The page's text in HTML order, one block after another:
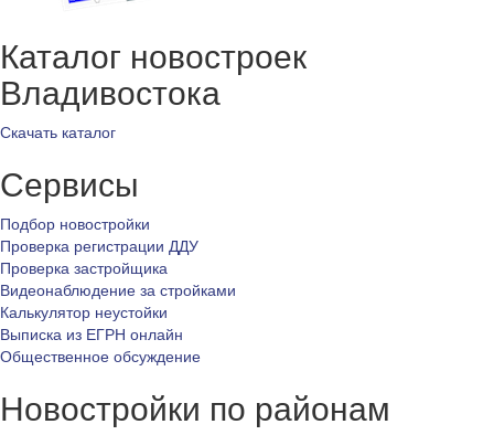
Каталог новостроек
Владивостока
Скачать каталог
Сервисы
Подбор новостройки
Проверка регистрации ДДУ
Проверка застройщика
Видеонаблюдение за стройками
Калькулятор неустойки
Выписка из ЕГРН онлайн
Общественное обсуждение
Новостройки по районам